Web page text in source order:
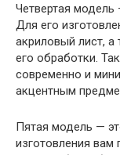
Четвертая модель
Для его
акриловый лист,
его обработки.
современно и
акцентным
Пятая модель —
изготовления вам